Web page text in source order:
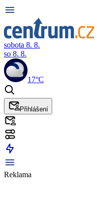
sobota 8. 8.
so 8. 8.
17°C
Přihlášení
Reklama